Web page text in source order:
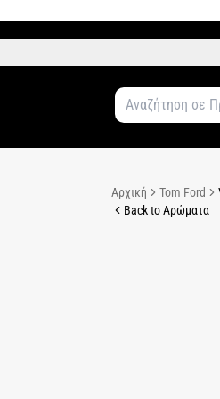
Αρχική Tom Ford
Back to Αρώματα